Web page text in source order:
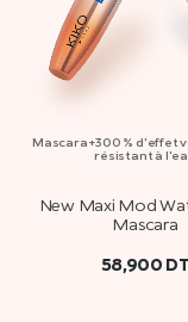
Mascara +300 % d'effet
résistant à
New Maxi Mod
Mascara
58,900